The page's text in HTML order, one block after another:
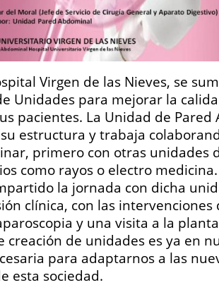
Virgen de las Nieves, se
Unidades para mejorar la
pacientes. La Unidad de Pared
estructura y trabaja
primero con otras unidades
como rayos o electro
la jornada con dicha
clínica, con las intervenciones
y una visita a la
creación de unidades es ya en
para adaptarnos a las
esta sociedad.